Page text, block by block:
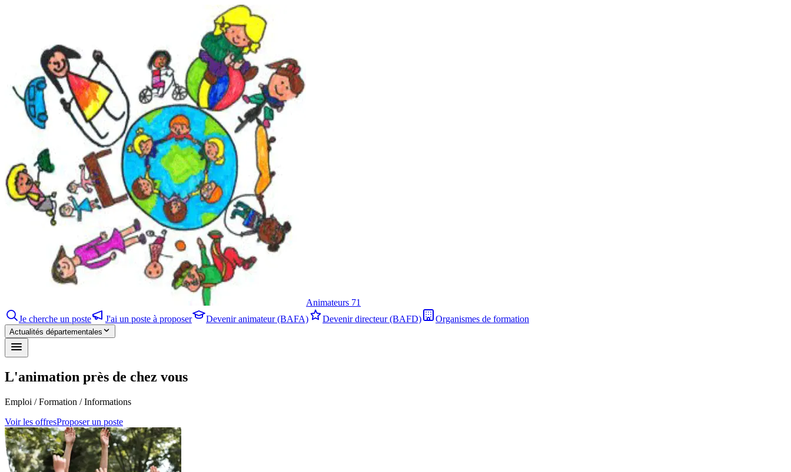
Animateurs 71
Je cherche un poste
J'ai un poste à proposer Devenir animateur (BAFA) Devenir directeur (BAFD) Organismes de formation
Actualités départementales
L'animation près de chez vous
Emploi / Formation / Informations
Voir les offresProposer un poste